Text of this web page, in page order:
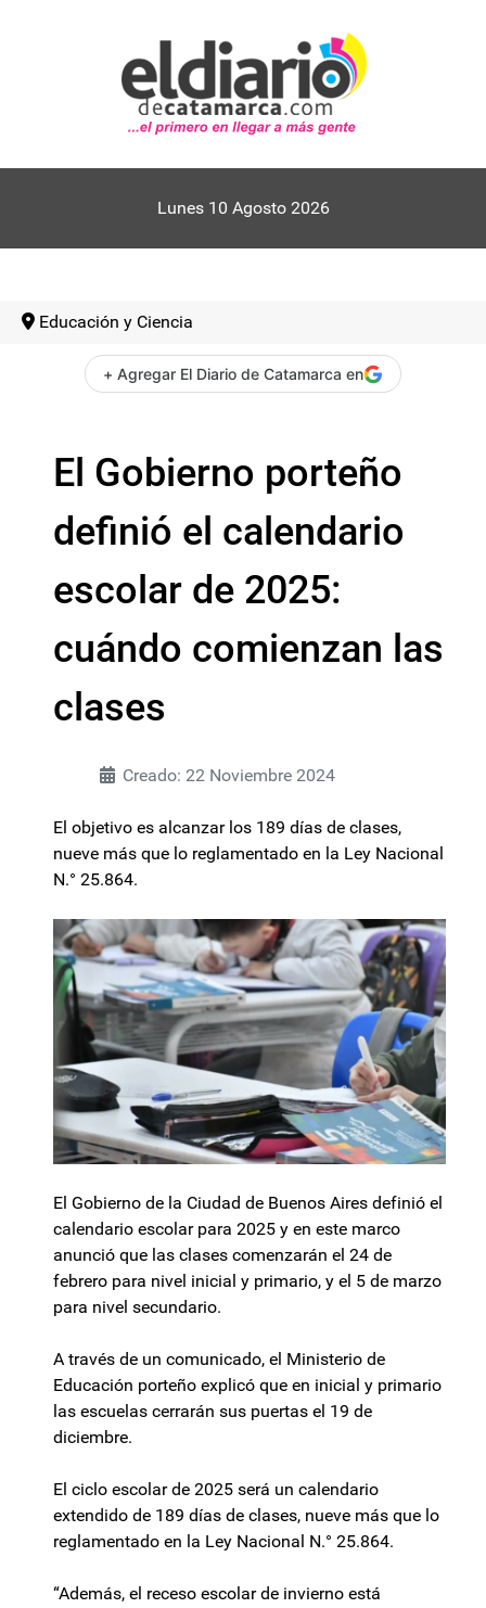
Lunes 10 Agosto 2026
Educación y Ciencia
+ Agregar El Diario de Catamarca en
El Gobierno porteño
definió el calendario
escolar de 2025:
cuándo comienzan las
clases
Creado: 22 Noviembre 2024
El objetivo es alcanzar los 189 días de clases,
nueve más que lo reglamentado en la Ley Nacional
N.° 25.864.
El Gobierno de la Ciudad de Buenos Aires definió el
calendario escolar para 2025 y en este marco
anunció que las clases comenzarán el 24 de
febrero para nivel inicial y primario, y el 5 de marzo
para nivel secundario.
A través de un comunicado, el Ministerio de
Educación porteño explicó que en inicial y primario
las escuelas cerrarán sus puertas el 19 de
diciembre.
El ciclo escolar de 2025 será un calendario
extendido de 189 días de clases, nueve más que lo
reglamentado en la Ley Nacional N.° 25.864.
“Además, el receso escolar de invierno está